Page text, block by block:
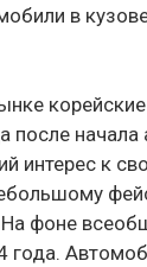
в
интерес к
фоне